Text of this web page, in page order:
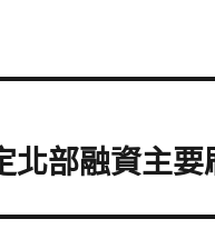
北部融資主